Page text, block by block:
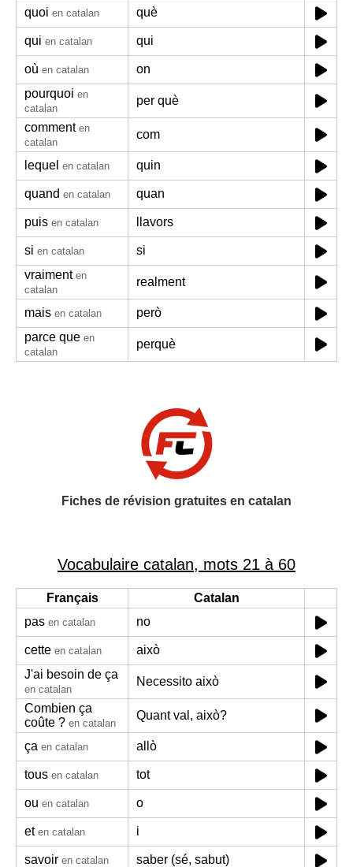
quoi en catalan què
qui en catalan qui
où en catalan
on
pourquoi en
catalan
per què
comment en
catalan
com
lequel en catalan quin
quand en catalan quan
puis en catalan llavors
si en catalan
si
vraiment en
catalan
realment
mais en catalan
però
parce que en
catalan
perquè
Fiches de révision gratuites en catalan
Vocabulaire catalan, mots 21 à 60
Français
Catalan
pas en catalan no
cette en catalan
això
J'ai besoin de ça
en catalan
Necessito això
Combien ça
coûte ? en catalan
Quant val, això?
ça en catalan allò
tous en catalan tot
ou en catalan o
et en catalan i
savoir en catalan saber (sé, sabut)